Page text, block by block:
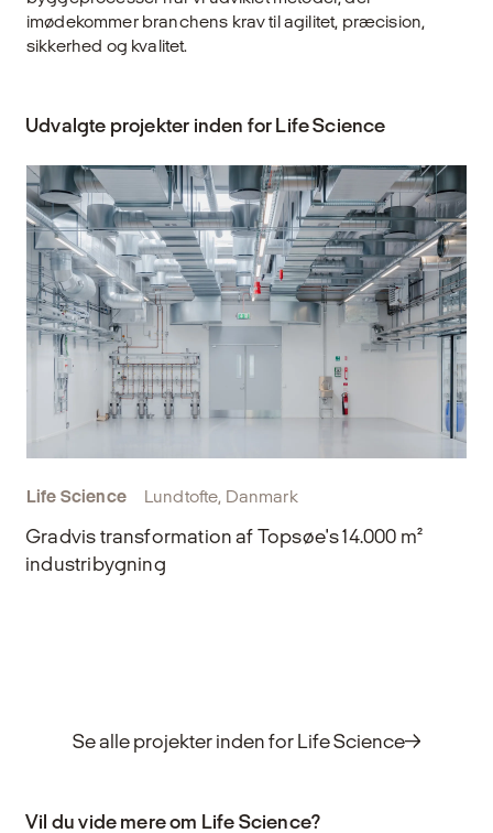
imødekommer branchens krav til agilitet, præcision,
sikkerhed og kvalitet.
Udvalgte projekter inden for Life Science
Life Science Lundtofte, Danmark
Gradvis transformation af Topsøe's 14.000 m²
industribygning
Se alle projekter inden for Life Science
Vil du vide mere om Life Science?